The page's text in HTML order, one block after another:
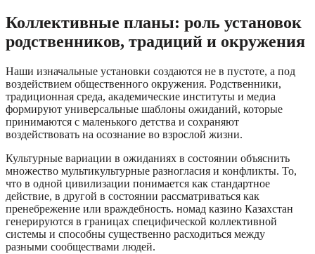
Коллективные планы: роль установок
родственников, традиций и окружения
Наши изначальные установки создаются не в пустоте, а под
воздействием общественного окружения. Родственники,
традиционная среда, академические институты и медиа
формируют универсальные шаблоны ожиданий, которые
принимаются с маленького детства и сохраняют
воздействовать на осознание во взрослой жизни.
Культурные вариации в ожиданиях в состоянии объяснить
множество мультикультурные разногласия и конфликты. То,
что в одной цивилизации понимается как стандартное
действие, в другой в состоянии рассматриваться как
пренебрежение или враждебность. номад казино Казахстан
генерируются в границах специфической коллективной
системы и способны существенно расходиться между
разными сообществами людей.